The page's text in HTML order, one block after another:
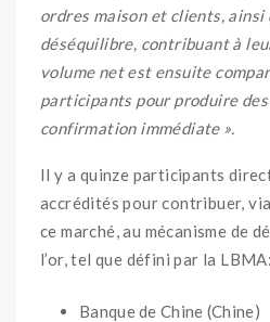
ordres maison et clients,
déséquilibre, contribuant à
volume net est ensuite
participants pour produire
confirmation immédiate ».
Il y a quinze participants
accrédités pour contribuer,
ce marché, au mécanisme de
l’or, tel que défini par la LBMA:
Banque de Chine (Chine)